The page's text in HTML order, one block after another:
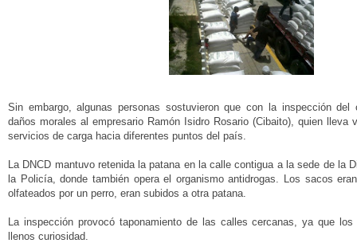
Sin embargo, algunas personas sostuvieron que con la inspección del
daños morales al empresario Ramón Isidro Rosario (Cibaito), quien lleva
servicios de carga hacia diferentes puntos del país.
La DNCD mantuvo retenida la patana en la calle contigua a la sede de la
la Policía, donde también opera el organismo antidrogas. Los sacos
olfateados por un perro, eran subidos a otra patana.
La inspección provocó taponamiento de las calles cercanas, ya que
llenos curiosidad.